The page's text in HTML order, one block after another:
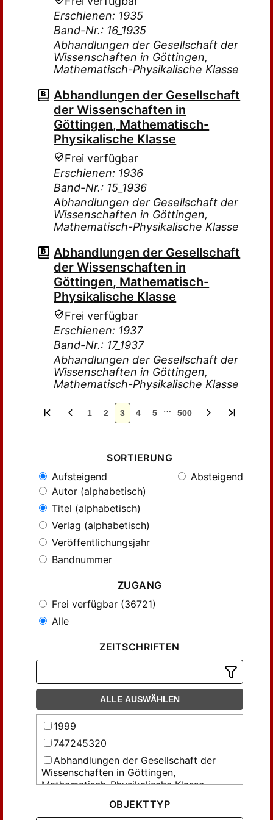
Erschienen: 1935
Band-Nr.: 16_1935
Abhandlungen der Gesellschaft der
Wissenschaften in Göttingen,
Mathematisch-Physikalische Klasse
Abhandlungen der Gesellschaft
der Wissenschaften in
Göttingen, Mathematisch-
Physikalische Klasse
Frei verfügbar
Erschienen: 1936
Band-Nr.: 15_1936
Abhandlungen der Gesellschaft der
Wissenschaften in Göttingen,
Mathematisch-Physikalische Klasse
Abhandlungen der Gesellschaft
der Wissenschaften in
Göttingen, Mathematisch-
Physikalische Klasse
Frei verfügbar
Erschienen: 1937
Band-Nr.: 17_1937
Abhandlungen der Gesellschaft der
Wissenschaften in Göttingen,
Mathematisch-Physikalische Klasse
1 2 3 4 5 … 500
SORTIERUNG
Aufsteigend
Absteigend
Autor (alphabetisch)
Titel (alphabetisch)
Verlag (alphabetisch)
Veröffentlichungsjahr
Bandnummer
ZUGANG
Frei verfügbar (36721)
Alle
ZEITSCHRIFTEN
ALLE AUSWÄHLEN
1999
747245320
Abhandlungen der Gesellschaft der
Wissenschaften in Göttingen,
Mathematisch-Physikalische Klasse
Abhandlungen über Preussens
Kommunalwesen und denkwürdige
OBJEKTTYP